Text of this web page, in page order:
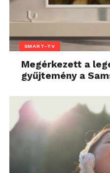
SMART-TV
Megérkezett a
gyűjtemény a